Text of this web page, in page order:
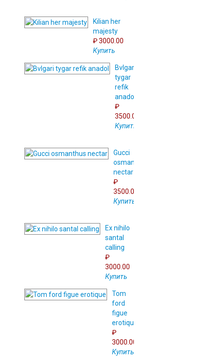
Kilian her
majesty
₽ 3000.00
Купить
Bvlgari
tygar
refik
anadol
₽
3500.00
Купить
Gucci
osmanthus
nectar
₽
3500.00
Купить
Ex nihilo
santal
calling
₽
3000.00
Купить
Tom
ford
figue
erotique
₽
3000.00
Купить